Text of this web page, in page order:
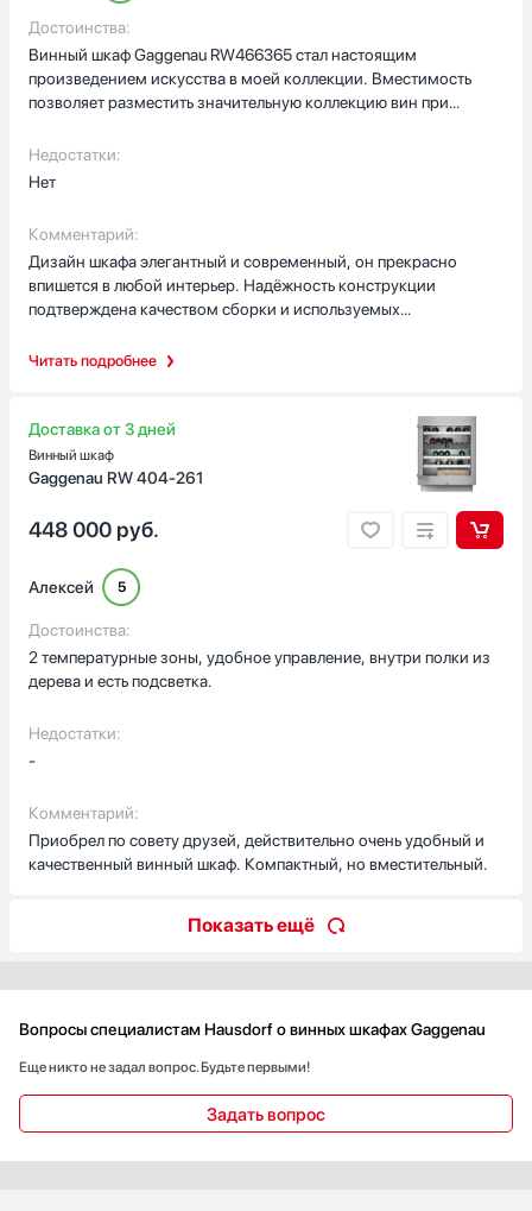
Читать подробнее
Достоинства:
Винный шкаф Gaggenau RW466365 стал настоящим
произведением искусства в моей коллекции. Вместимость
позволяет разместить значительную коллекцию вин при
поддерживает стабильную температуру и влажность.Точность
поддержания параметров находится на высочайшем уровне —
постоянный воздухообмен без перепадов
температуры.Особенно впечатляет качество исполнения —
материалы премиум-класса, надёжная конструкция и
продуманная эргономика. Защита от ультрафиолета
при работе минимален.LED-освещение создаёт уютную
бутылки разных размеров. Энергоэффективность при высокой
функциональности впечатляет.
Недостатки:
Нет
Комментарий:
Дизайн шкафа элегантный и современный, он прекрасно
впишется в любой интерьер. Надёжность конструкции
подтверждена качеством сборки и используемых
продуманной организацией внутреннего пространства.
Доставка от 3 дней
Винный шкаф
Gaggenau RW 404-261
448 000 руб.
Алексей 5
Достоинства:
2 температурные зоны, удобное управление, внутри полки из
дерева и есть подсветка.
Недостатки:
-
Комментарий:
Приобрел по совету друзей, действительно очень удобный и
качественный винный шкаф. Компактный, но вместительный.
Показать ещё
Вопросы специалистам Hausdorf о винных шкафах Gaggenau
Еще никто не задал вопрос. Будьте первыми!
Задать вопрос